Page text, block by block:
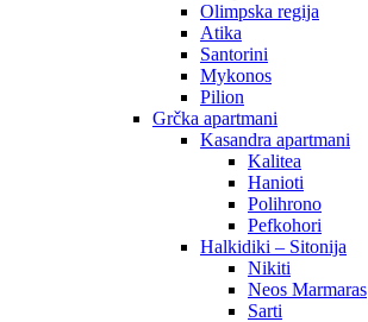
Olimpska regija
Atika
Santorini
Mykonos
Pilion
Grčka apartmani
Kasandra apartmani
Kalitea
Hanioti
Polihrono
Pefkohori
Halkidiki – Sitonija
Nikiti
Neos Marmaras
Sarti